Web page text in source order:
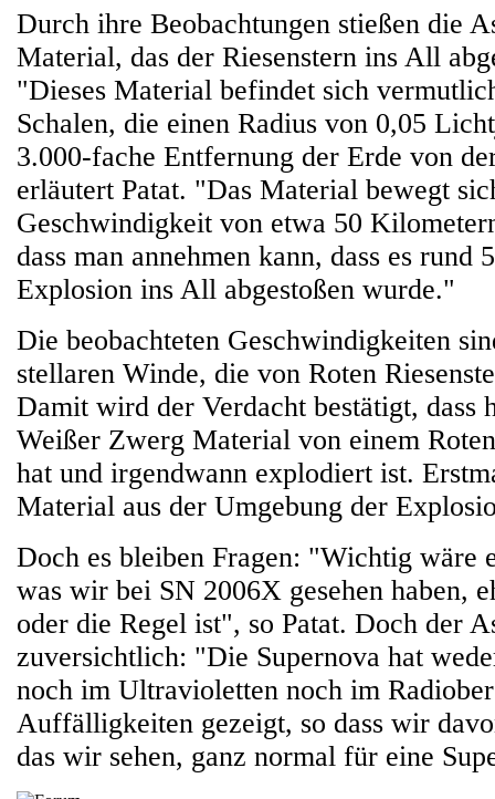
Durch ihre Beobachtungen stießen die
Material, das der Riesenstern ins All
"Dieses Material befindet sich
Schalen, die einen Radius von 0,05
3.000-fache Entfernung der Erde von
erläutert Patat. "Das Material bewegt
Geschwindigkeit von etwa 50
dass man annehmen kann, dass es rund
Explosion ins All abgestoßen wurde."
Die beobachteten Geschwindigkeiten
stellaren Winde, die von Roten
Damit wird der Verdacht bestätigt, dass
Weißer Zwerg Material von einem
hat und irgendwann explodiert ist.
Material aus der Umgebung der
Doch es bleiben Fragen: "Wichtig wäre
was wir bei SN 2006X gesehen haben,
oder die Regel ist", so Patat. Doch der
zuversichtlich: "Die Supernova hat
noch im Ultravioletten noch im
Auffälligkeiten gezeigt, so dass wir
das wir sehen, ganz normal für eine